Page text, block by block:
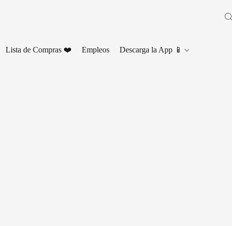
Lista de Compras ❤️ Empleos Descarga la App 📱